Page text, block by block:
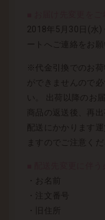
2018年5月30日(水)
ートへご連絡をお願
※代金引換でのお
ができませんので
い。 出荷以降のお
商品の返送後、再
配送にかかります
ますのでご注意くだ
・お名前
・注文番号
・旧住所